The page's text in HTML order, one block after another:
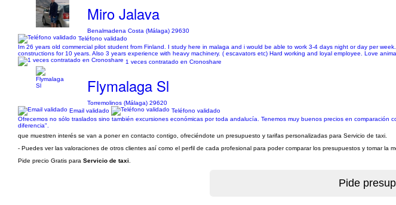
Miro Jalava
Benalmadena Costa (Málaga) 29630
Teléfono validado
Im 26 years old commercial pilot student from Finland. I study here in malaga and i would be able to work 3-4 days night or day per
constructions for 10 years. Also 3 years experience with heavy machinery. ( escavators etc) Hard working and loyal employee. Love
1 veces contratado en Cronoshare
Flymalaga Sl
Torremolinos (Málaga) 29620
Email validado
Teléfono validado
Ofrecemos no sólo traslados sino también excursiones económicas por toda andalucía. Tenemos muy buenos precios en
diferencia".
que muestren interés se van a poner en contacto contigo, ofreciéndote un presupuesto y tarifas personalizadas para Servicio de taxi.
- Puedes ver las valoraciones de otros clientes así como el perfil de cada profesional para poder comparar los presupuestos y tomar la
Pide precio Gratis para Servicio de taxi